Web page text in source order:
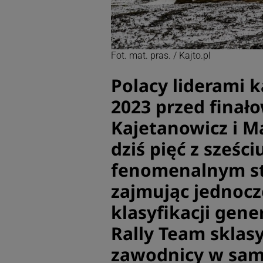
Fot. mat. pras. / Kajto.pl
Polacy liderami
2023 przed
Kajetanowicz i
dziś pięć z
fenomenalnym
zajmując
klasyfikacji
Rally Team
zawodnicy w